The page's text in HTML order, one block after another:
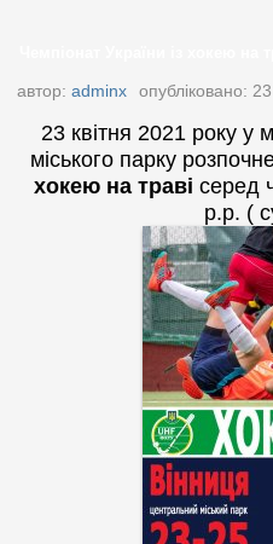
автор: adminx опубліковано:
23 квітня 2021 року у
міського парку
хокею на травісеред
р.р. (